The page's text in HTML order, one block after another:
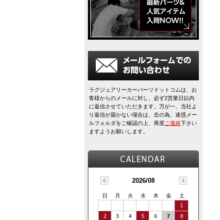
ラグジュアリーカーパーツドットコムは、お
客様からのメールに対し、必ず2営業日以内
に返信させていただきます。万が一、当社よ
り返信が届かない場合は、念の為、迷惑メー
ルフォルダをご確認の上、再度ご連絡下さい
ますようお願いします。
2026/08
日 月 火 水 木 金
土
1
2
3 4 5 6 7
8